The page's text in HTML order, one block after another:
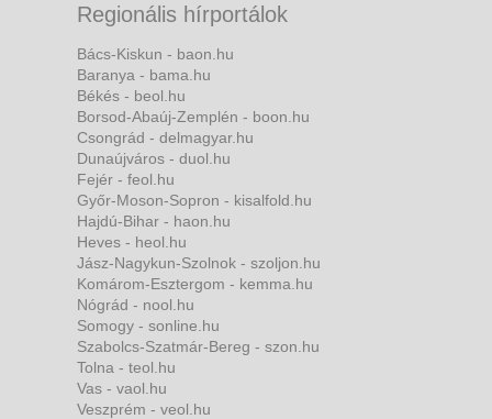
Regionális hírportálok
Bács-Kiskun - baon.hu
Baranya - bama.hu
Békés - beol.hu
Borsod-Abaúj-Zemplén - boon.hu
Csongrád - delmagyar.hu
Dunaújváros - duol.hu
Fejér - feol.hu
Győr-Moson-Sopron - kisalfold.hu
Hajdú-Bihar - haon.hu
Heves - heol.hu
Jász-Nagykun-Szolnok - szoljon.hu
Komárom-Esztergom - kemma.hu
Nógrád - nool.hu
Somogy - sonline.hu
Szabolcs-Szatmár-Bereg - szon.hu
Tolna - teol.hu
Vas - vaol.hu
Veszprém - veol.hu